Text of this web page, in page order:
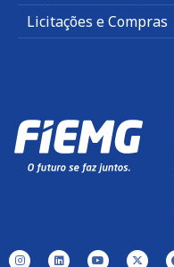
Licitações e Compras